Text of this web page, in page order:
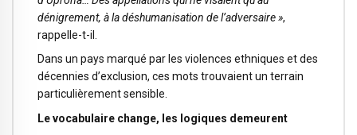
dénigrement, à la déshumanisation de l’adversaire »,
rappelle-t-il.
Dans un pays marqué par les violences ethniques et des
décennies d’exclusion, ces mots trouvaient un terrain
particulièrement sensible.
Le vocabulaire change, les logiques demeurent